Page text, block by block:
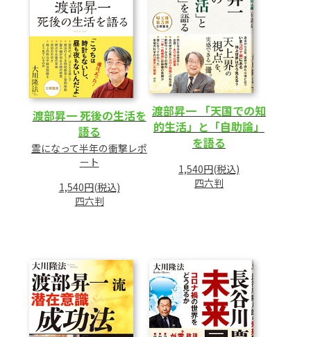
渡部昇一 死後の生活を
語る
霊になって半年の衝撃レポ
ート
1,540円(税込)
四六判
渡部昇一 「天国での知
的生活」と「自助論」
を語る
1,540円(税込)
四六判